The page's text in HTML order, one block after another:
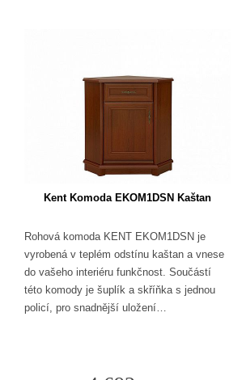
Kent Komoda EKOM1DSN Kaštan
Rohová komoda KENT EKOM1DSN je
vyrobená v teplém odstínu kaštan a vnese
do vašeho interiéru funkčnost. Součástí
této komody je šuplík a skříňka s jednou
policí, pro snadnější uložení…